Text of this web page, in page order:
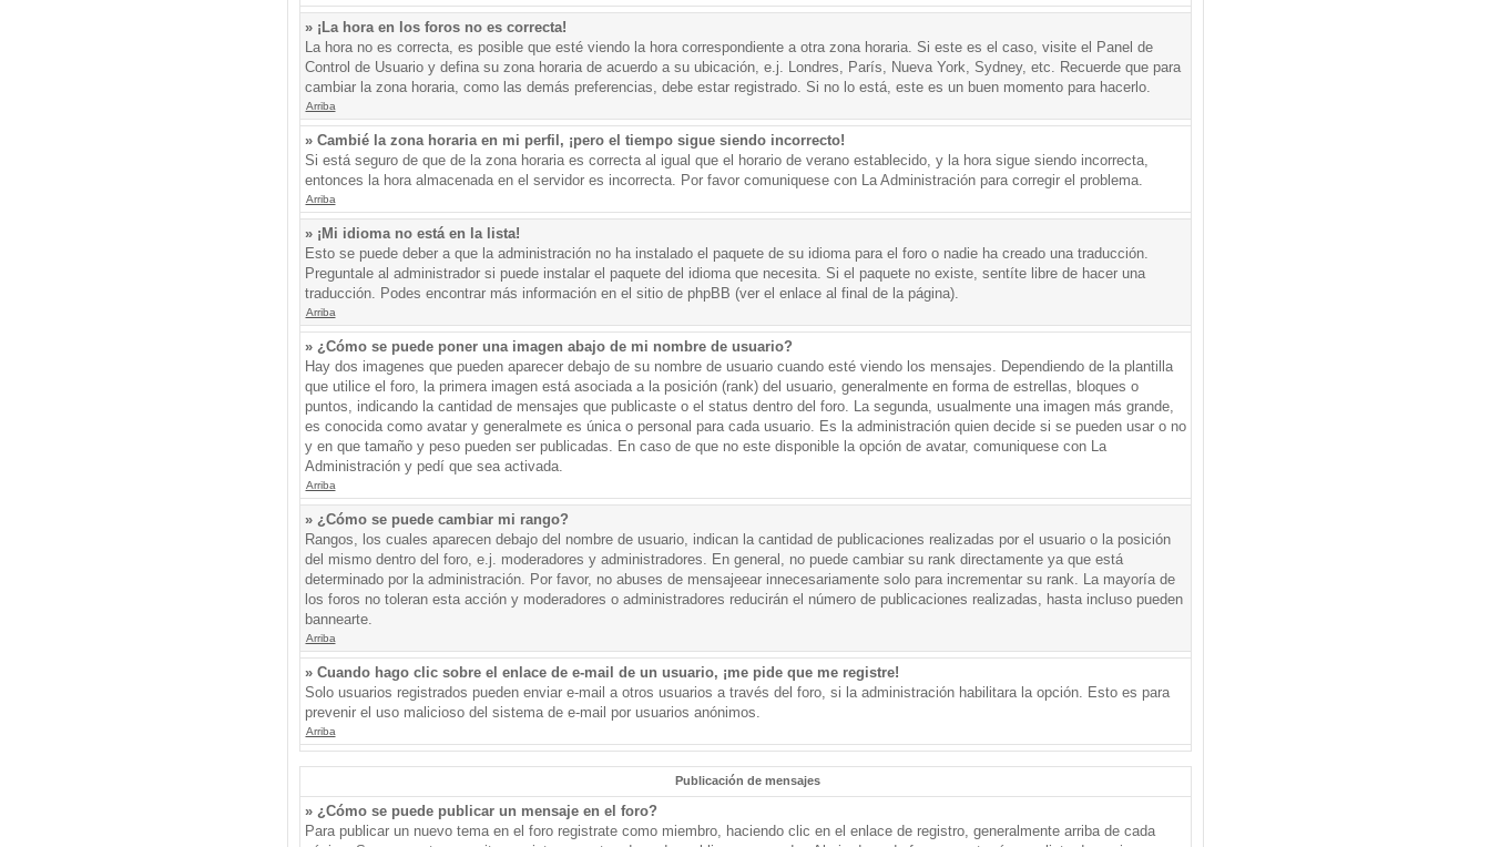
» ¡La hora en los foros no es correcta!
La hora no es correcta, es posible que esté viendo la hora correspondiente a otra zona horaria. Si este es el caso, visite el Panel de
Control de Usuario y defina su zona horaria de acuerdo a su ubicación, e.j. Londres, París, Nueva York, Sydney, etc. Recuerde que para
cambiar la zona horaria, como las demás preferencias, debe estar registrado. Si no lo está, este es un buen momento para hacerlo.
Arriba
» Cambié la zona horaria en mi perfil, ¡pero el tiempo sigue siendo incorrecto!
Si está seguro de que de la zona horaria es correcta al igual que el horario de verano establecido, y la hora sigue siendo incorrecta,
entonces la hora almacenada en el servidor es incorrecta. Por favor comuniquese con La Administración para corregir el problema.
Arriba
» ¡Mi idioma no está en la lista!
Esto se puede deber a que la administración no ha instalado el paquete de su idioma para el foro o nadie ha creado una traducción.
Preguntale al administrador si puede instalar el paquete del idioma que necesita. Si el paquete no existe, sentíte libre de hacer una
traducción. Podes encontrar más información en el sitio de phpBB (ver el enlace al final de la página).
Arriba
» ¿Cómo se puede poner una imagen abajo de mi nombre de usuario?
Hay dos imagenes que pueden aparecer debajo de su nombre de usuario cuando esté viendo los mensajes. Dependiendo de la plantilla
que utilice el foro, la primera imagen está asociada a la posición (rank) del usuario, generalmente en forma de estrellas, bloques o
puntos, indicando la cantidad de mensajes que publicaste o el status dentro del foro. La segunda, usualmente una imagen más grande,
es conocida como avatar y generalmete es única o personal para cada usuario. Es la administración quien decide si se pueden usar o no
y en que tamaño y peso pueden ser publicadas. En caso de que no este disponible la opción de avatar, comuniquese con La
Administración y pedí que sea activada.
Arriba
» ¿Cómo se puede cambiar mi rango?
Rangos, los cuales aparecen debajo del nombre de usuario, indican la cantidad de publicaciones realizadas por el usuario o la posición
del mismo dentro del foro, e.j. moderadores y administradores. En general, no puede cambiar su rank directamente ya que está
determinado por la administración. Por favor, no abuses de mensajeear innecesariamente solo para incrementar su rank. La mayoría de
los foros no toleran esta acción y moderadores o administradores reducirán el número de publicaciones realizadas, hasta incluso pueden
bannearte.
Arriba
» Cuando hago clic sobre el enlace de e-mail de un usuario, ¡me pide que me registre!
Solo usuarios registrados pueden enviar e-mail a otros usuarios a través del foro, si la administración habilitara la opción. Esto es para
prevenir el uso malicioso del sistema de e-mail por usuarios anónimos.
Arriba
Publicación de mensajes
» ¿Cómo se puede publicar un mensaje en el foro?
Para publicar un nuevo tema en el foro registrate como miembro, haciendo clic en el enlace de registro, generalmente arriba de cada